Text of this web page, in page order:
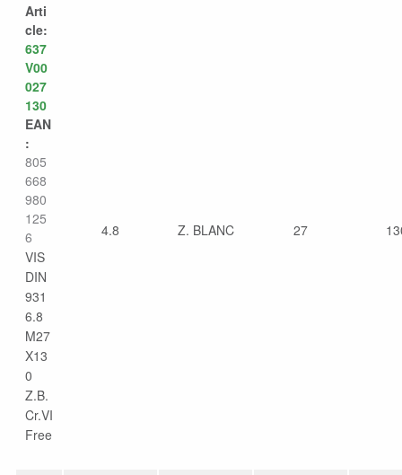
Arti
cle:
637
V00
027
130
EAN
:
805
668
980
125
6
VIS
DIN
931
6.8
M27
X13
0
Z.B.
Cr.VI
Free
4.8 Z. BLANC 27